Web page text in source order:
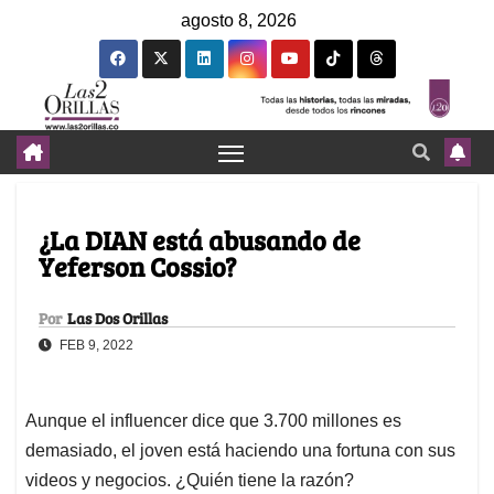
agosto 8, 2026
¿La DIAN está abusando de
Yeferson Cossio?
Por Las Dos Orillas
FEB 9, 2022
Aunque el influencer dice que 3.700 millones es
demasiado, el joven está haciendo una fortuna con sus
videos y negocios. ¿Quién tiene la razón?